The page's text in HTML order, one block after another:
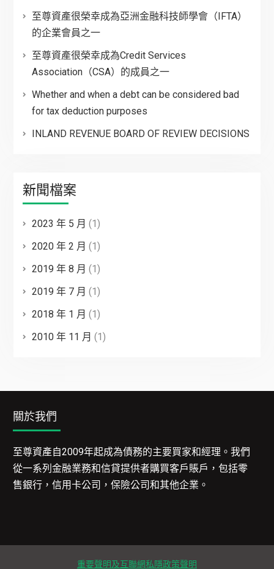
至尊資產很榮幸成為亞洲金融科技師學會（IFTA）
的企業會員之一
至尊資產很榮幸成為Credit Services
Association（CSA）的成員之一
Whether and when a debt can be considered bad
for tax deduction purposes
INLAND REVENUE BOARD OF REVIEW DECISIONS
新聞檔案
2023 年 5 月 (1)
2020 年 2 月 (1)
2019 年 8 月 (1)
2019 年 7 月 (1)
2018 年 1 月 (1)
2010 年 11 月 (1)
關於我們
至尊資產自2009年起成為債務的主要買家和經理。我們
從一系列金融業務和信貸提供者購買客戶賬戶，包括零
售銀行，信用卡公司，保險公司和其他企業。
重要聲明及互聯網私隱政策聲明